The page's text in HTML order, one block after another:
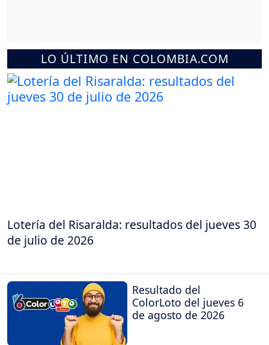
LO ÚLTIMO EN COLOMBIA.COM
Lotería del Risaralda: resultados del jueves 30
de julio de 2026
Resultado del
ColorLoto del jueves 6
de agosto de 2026